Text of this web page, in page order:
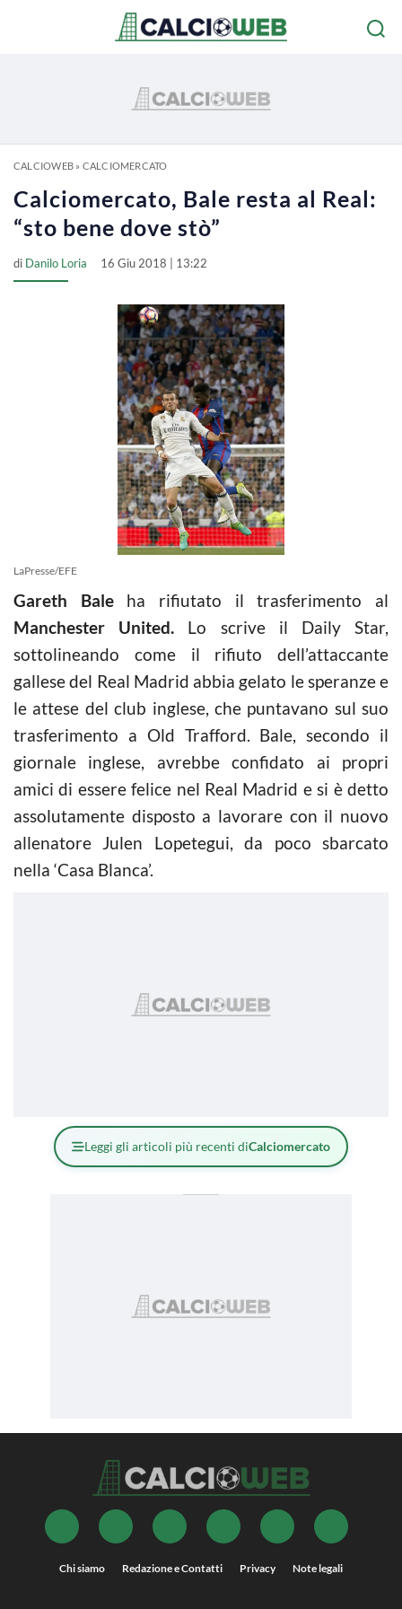
CALCIOWEB» CALCIOMERCATO
Calciomercato, Bale resta al Real:
“sto bene dove stò”
di Danilo Loria 16 Giu 2018 | 13:22
LaPresse/EFE
Gareth Baleha rifiutato il trasferimento al
Manchester United. Lo scrive il Daily Star,
sottolineando come il rifiuto dell’attaccante
gallese del Real Madrid abbia gelato le speranze e
le attese del club inglese, che puntavano sul suo
trasferimento a Old Trafford. Bale, secondo il
giornale inglese, avrebbe confidato ai propri
amici di essere felice nel Real Madrid e si è detto
assolutamente disposto a lavorare con il nuovo
allenatore Julen Lopetegui, da poco sbarcato
nella ‘Casa Blanca’.
Leggi gli articoli più recenti diCalciomercato
Chi siamo Redazione e Contatti Privacy Note legali